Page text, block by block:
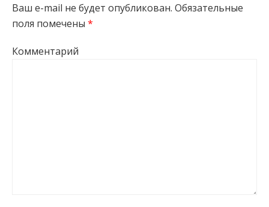
Ваш e-mail не будет опубликован. Обязательные
поля помечены *
Комментарий